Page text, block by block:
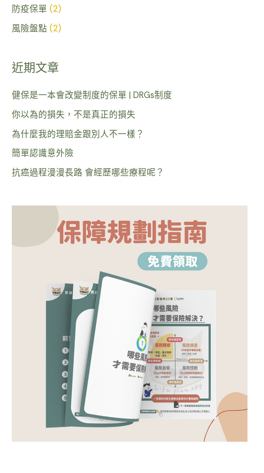
防疫保單 (2)
風險盤點 (2)
近期文章
健保是一本會改變制度的保單 | DRGs制度
你以為的損失，不是真正的損失
為什麼我的理賠金跟別人不一樣？
簡單認識意外險
抗癌過程漫漫長路 會經歷哪些療程呢？